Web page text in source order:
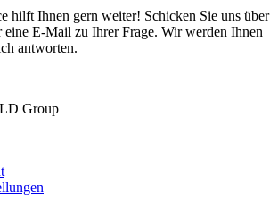
hilft Ihnen gern weiter! Schicken Sie uns über
E-Mail zu Ihrer Frage. Wir werden Ihnen
antworten.
Group